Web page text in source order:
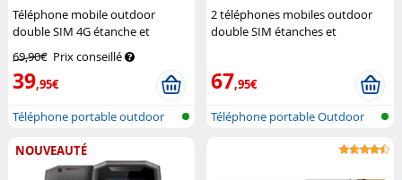
Téléphone mobile outdoor
double SIM 4G étanche et
Simvalley Mobile
69,90€ Prix conseillé
39,95€
Téléphone portable outdoor
2 téléphones mobiles outdoor
double SIM étanches et
67,95€
Téléphone portable Outdoor
NOUVEAUTÉ